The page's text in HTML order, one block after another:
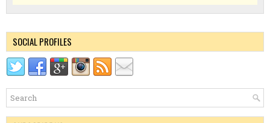
SOCIAL PROFILES